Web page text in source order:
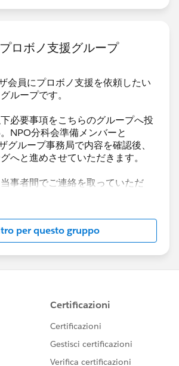
にしないという選択肢もあるの
でどのようなことが可能なのか
たいです。
ナーなのでHTMLのコーディングは自
願いします。
ーでのメール配信設定
ど」
ドキュメントのやり取りでうまくい
を指導いただきました。 最終的にリ
ので、ご報告です。
ト日本連盟に直接登録できる会員が
まして、そのための仕組みをSFなど
連盟 特別個人会員とは
join/flow/
ジタルエクスペリエンスでフォームの
ルエクスペリエンスのリードへの直接
た。
配信はプロセスビルダーで設定 ・ア
ユーザーに通知。
をリードにインポートするタイミン
ロボノ支援グループ
会員にプロボノ支援を依頼したい
ループです。
下必要事項をこちらのグループへ投
NPO分科会準備メンバーと
グループ事務局で内容を確認後、
へと進めさせていただきます。
事者間でご連絡を取っていただ
/活動内容
のみ)
スDRMを使っていますか？(※フ
DRMはNonprfit Starter Packで
ポートセンターが実施する研修
per questo gruppo